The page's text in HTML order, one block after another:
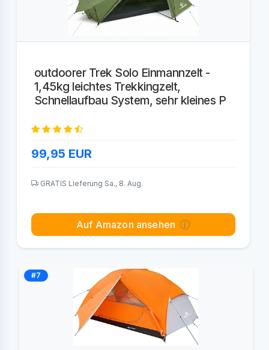
outdoorer Trek Solo Einmannzelt -
1,45kg leichtes Trekkingzelt,
Schnellaufbau System, sehr kleines P
99,95 EUR
GRATIS Lieferung Sa., 8. Aug.
Auf Amazon ansehen
#7